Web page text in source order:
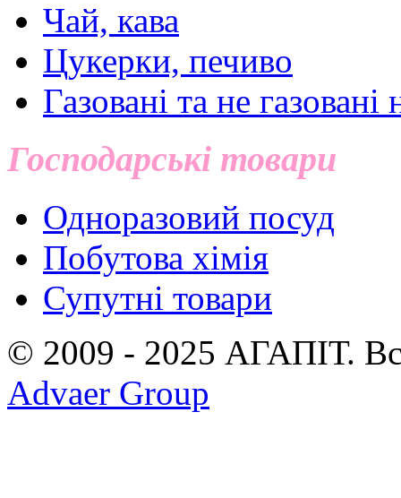
Чай, кава
Цукерки, печиво
Газовані та не газовані
Господарські товари
Одноразовий посуд
Побутова хімія
Супутні товари
© 2009 - 2025 АГАПIТ.
Advaer Group